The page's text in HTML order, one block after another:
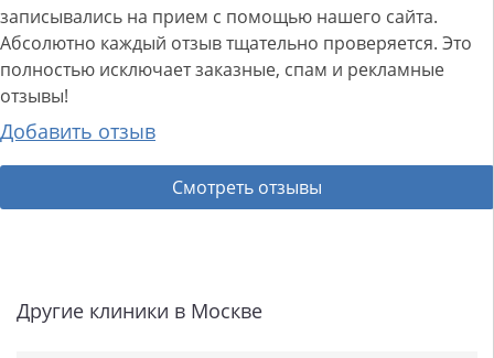
записывались на прием с помощью нашего сайта.
Абсолютно каждый отзыв тщательно проверяется. Это
полностью исключает заказные, спам и рекламные
отзывы!
Добавить отзыв
Смотреть отзывы
Другие клиники в Москве